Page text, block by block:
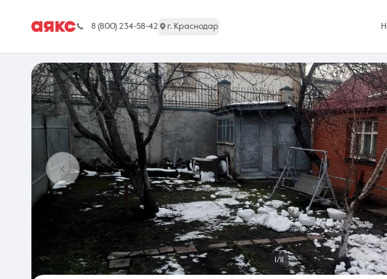
8 (800) 234-58-42 г. Краснодар
г. Краснодар
Недвижимость
1/11